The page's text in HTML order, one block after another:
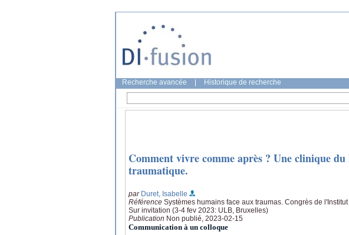
Recherche avancée Historique de recherche
Comment vivre comme après ? Une clinique
traumatique.
par Duret, Isabelle
Référence Systèmes humains face aux traumas. Congrès de
Sur invitation (3-4 fev 2023: ULB, Bruxelles)
Publication Non publié, 2023-02-15
Communication à un colloque